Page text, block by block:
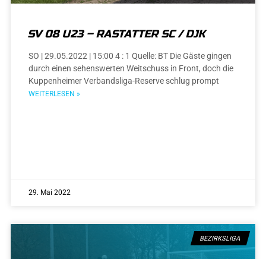
SV 08 U23 – RASTATTER SC / DJK
SO | 29.05.2022 | 15:00 4 : 1 Quelle: BT Die Gäste gingen
durch einen sehenswerten Weitschuss in Front, doch die
Kuppenheimer Verbandsliga-Reserve schlug prompt
WEITERLESEN »
29. Mai 2022
BEZIRKSLIGA